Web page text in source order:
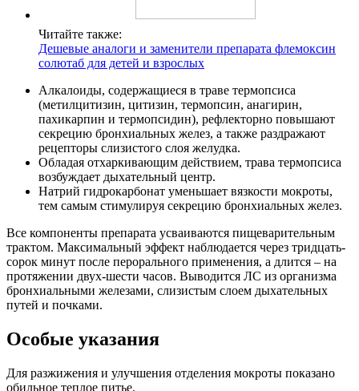
Читайте также:
Дешевые аналоги и заменители препарата флемоксин
солютаб для детей и взрослых
Алкалоиды, содержащиеся в траве термопсиса
(метилцитизин, цитизин, термопсин, анагирин,
пахикарпин и термопсидин), рефлекторно повышают
секрецию бронхиальных желез, а также раздражают
рецепторы слизистого слоя желудка.
Обладая отхаркивающим действием, трава термопсиса
возбуждает дыхательный центр.
Натрий гидрокарбонат уменьшает вязкости мокроты,
тем самым стимулируя секрецию бронхиальных желез.
Все компоненты препарата усваиваются пищеварительным
трактом. Максимальный эффект наблюдается через тридцать-
сорок минут после перорального применения, а длится – на
протяжении двух-шести часов. Выводится ЛС из организма
бронхиальными железами, слизистым слоем дыхательных
путей и почками.
Особые указания
Для разжижения и улучшения отделения мокроты показано
обильное теплое питье.